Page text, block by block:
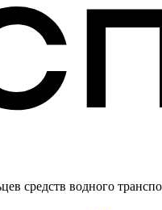
средств водного